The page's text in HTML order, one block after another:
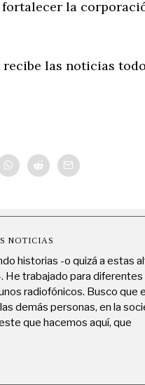
fortalecer la
las noticias
NOTICIAS
historias -o quizá a estas
He trabajado para diferentes
radiofónicos. Busco que
demás personas, en la
que hacemos aquí, que